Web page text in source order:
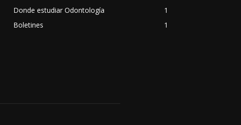
Donde estudiar Odontología
1
Boletines
1